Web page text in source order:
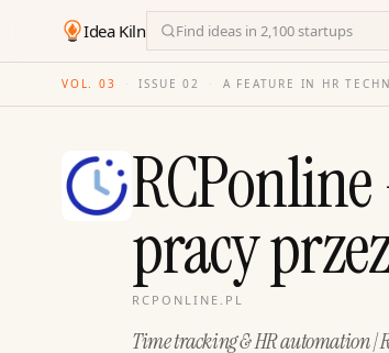
Idea Kiln Find ideas in 2,100 startups
VOL. 03 · ISSUE02 · A FEATURE IN HR
pracy
RCPONLINE.PL
Time tracking & HR automation |